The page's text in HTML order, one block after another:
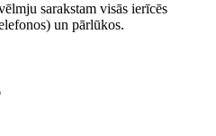
sarakstam visās ierīcēs
un pārlūkos.